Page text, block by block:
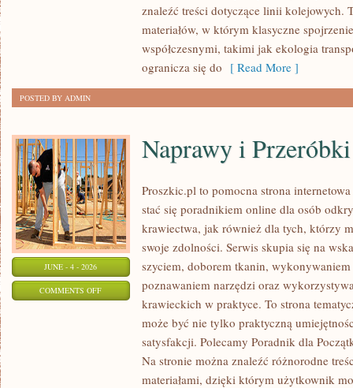
znaleźć treści dotyczące linii kolejowych.
materiałów, w którym klasyczne
współczesnymi, takimi jak ekologia
ogranicza się do [ Read More ]
POSTED BY ADMIN
JUNE - 4 - 2026
COMMENTS OFFON
PRZERÓBKI
Naprawy i Przeróbki
Proszkic.pl to pomocna strona
stać się poradnikiem online dla osób
krawiectwa, jak również dla tych, którzy
swoje zdolności. Serwis skupia się na
szyciem, doborem tkanin,
poznawaniem narzędzi oraz
krawieckich w praktyce. To strona
może być nie tylko praktyczną
satysfakcji. Polecamy Poradnik dla
Na stronie można znaleźć różnorodne
materiałami, dzięki którym użytkownik